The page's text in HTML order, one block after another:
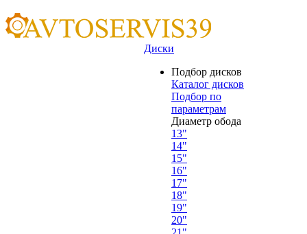
Диски
Подбор дисков
Каталог дисков
Подбор по
параметрам
Диаметр обода
13"
14"
15"
16"
17"
18"
19"
20"